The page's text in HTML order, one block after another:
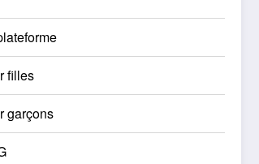
filles
garçons